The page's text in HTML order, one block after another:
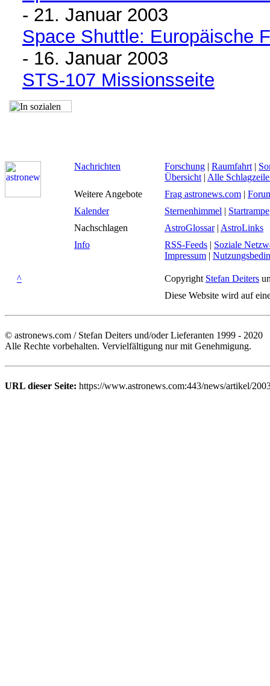
- 21. Januar 2003
Space Shuttle: Europäische
- 16. Januar 2003
STS-107 Missionsseite
Nachrichten Forschung | Raumfahrt |
Übersicht | Alle
Weitere Angebote
Frag astronews.com |
Kalender
Sternenhimmel | Startrampe
Nachschlagen
AstroGlossar| AstroLinks
Info
RSS-Feeds | Soziale
Impressum |
^ Copyright Stefan Deiters
Diese Website wird auf
© astronews.com / Stefan Deiters und/oder Lieferanten 1999 - 2020
Alle Rechte vorbehalten. Vervielfältigung nur mit Genehmigung.
URL dieser Seite: https://www.astronews.com:443/news/artikel/